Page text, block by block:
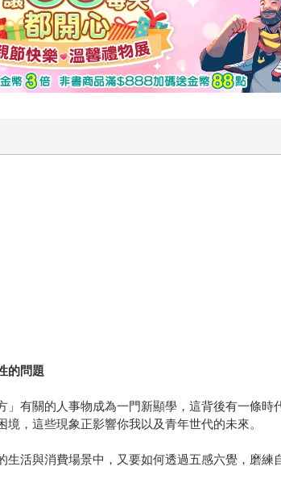
的問題
」有關的人事物成為一門新顯學，這背後有一條
，這些現象正影響你我以及青年世代的未來。
活與消費場景中，又要如何透過五感六覺，磨